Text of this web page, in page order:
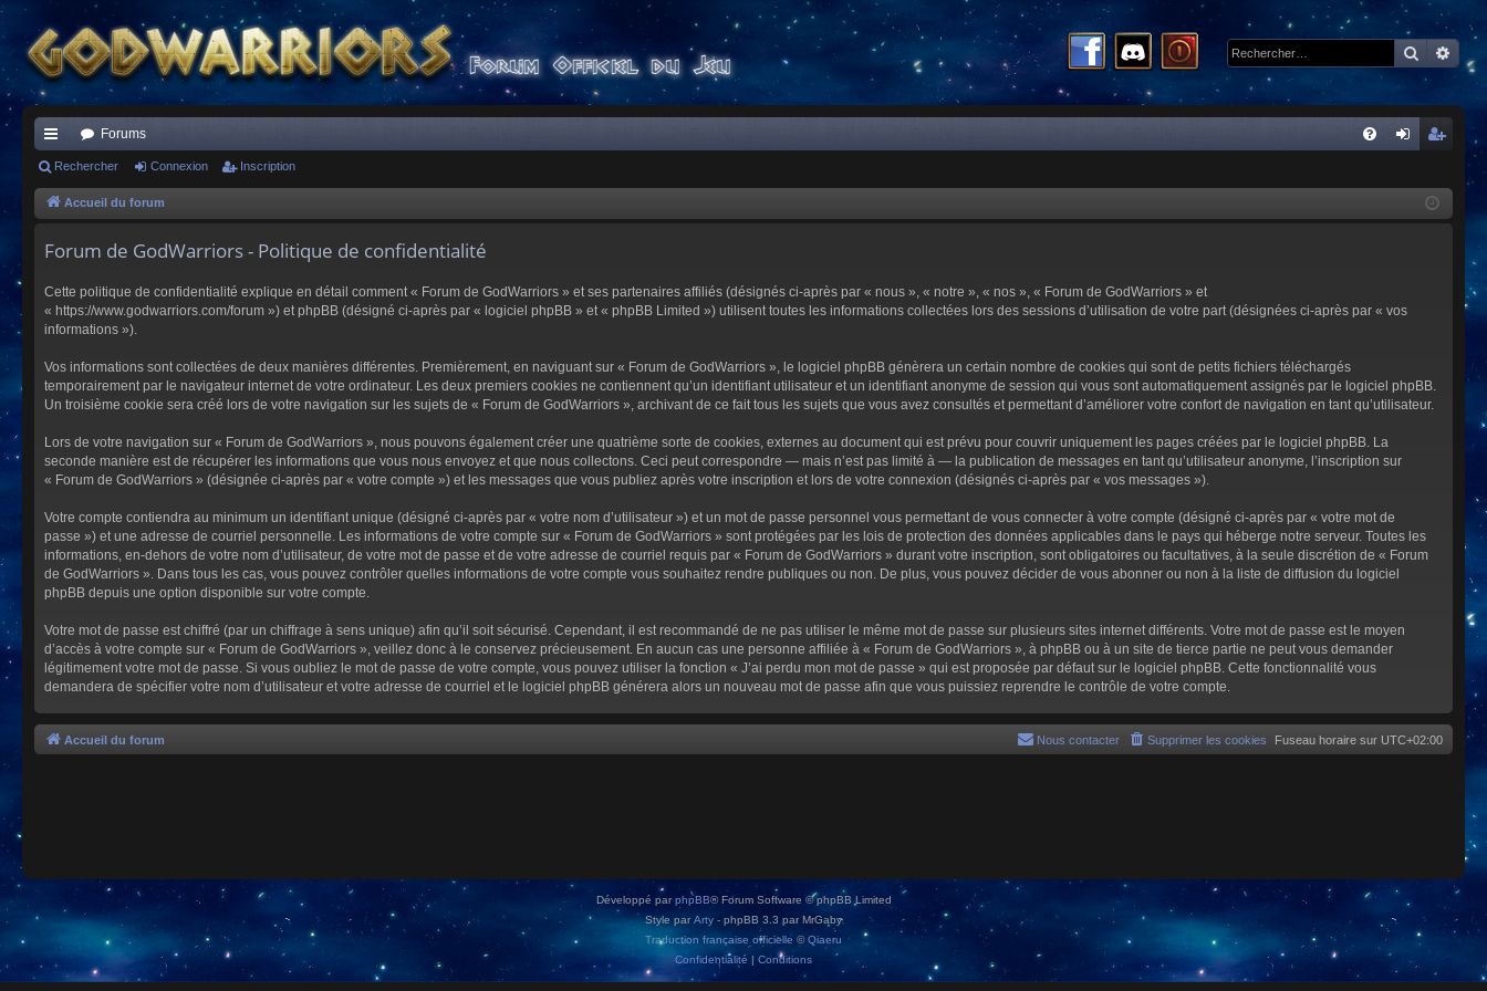
ac
co
s
Forums
cri
Rechercher Connexion Inscription
Accueil du forum
Forum de GodWarriors - Politique de confidentialité
Cette politique de confidentialité explique en détail comment « Forum de GodWarriors » et ses partenaires affiliés (désignés ci-après par « nous », « notre », « nos », « Forum de GodWarriors » et
« https://www.godwarriors.com/forum ») et phpBB (désigné ci-après par « logiciel phpBB » et « phpBB Limited ») utilisent toutes les informations collectées lors des sessions d’utilisation de votre part (désignées ci-après par « vos
informations »).
Vos informations sont collectées de deux manières différentes. Premièrement, en naviguant sur « Forum de GodWarriors », le logiciel phpBB génèrera un certain nombre de cookies qui sont de petits fichiers téléchargés
temporairement par le navigateur internet de votre ordinateur. Les deux premiers cookies ne contiennent qu’un identifiant utilisateur et un identifiant anonyme de session qui vous sont automatiquement assignés par le logiciel phpBB.
Un troisième cookie sera créé lors de votre navigation sur les sujets de « Forum de GodWarriors », archivant de ce fait tous les sujets que vous avez consultés et permettant d’améliorer votre confort de navigation en tant qu’utilisateur.
Lors de votre navigation sur « Forum de GodWarriors », nous pouvons également créer une quatrième sorte de cookies, externes au document qui est prévu pour couvrir uniquement les pages créées par le logiciel phpBB. La
seconde manière est de récupérer les informations que vous nous envoyez et que nous collectons. Ceci peut correspondre — mais n’est pas limité à — la publication de messages en tant qu’utilisateur anonyme, l’inscription sur
« Forum de GodWarriors » (désignée ci-après par « votre compte ») et les messages que vous publiez après votre inscription et lors de votre connexion (désignés ci-après par « vos messages »).
Votre compte contiendra au minimum un identifiant unique (désigné ci-après par « votre nom d’utilisateur ») et un mot de passe personnel vous permettant de vous connecter à votre compte (désigné ci-après par « votre mot de
passe ») et une adresse de courriel personnelle. Les informations de votre compte sur « Forum de GodWarriors » sont protégées par les lois de protection des données applicables dans le pays qui héberge notre serveur. Toutes les
informations, en-dehors de votre nom d’utilisateur, de votre mot de passe et de votre adresse de courriel requis par « Forum de GodWarriors » durant votre inscription, sont obligatoires ou facultatives, à la seule discrétion de « Forum
de GodWarriors ». Dans tous les cas, vous pouvez contrôler quelles informations de votre compte vous souhaitez rendre publiques ou non. De plus, vous pouvez décider de vous abonner ou non à la liste de diffusion du logiciel
phpBB depuis une option disponible sur votre compte.
Votre mot de passe est chiffré (par un chiffrage à sens unique) afin qu’il soit sécurisé. Cependant, il est recommandé de ne pas utiliser le même mot de passe sur plusieurs sites internet différents. Votre mot de passe est le moyen
d’accès à votre compte sur « Forum de GodWarriors », veillez donc à le conservez précieusement. En aucun cas une personne affiliée à « Forum de GodWarriors », à phpBB ou à un site de tierce partie ne peut vous demander
légitimement votre mot de passe. Si vous oubliez le mot de passe de votre compte, vous pouvez utiliser la fonction « J’ai perdu mon mot de passe » qui est proposée par défaut sur le logiciel phpBB. Cette fonctionnalité vous
demandera de spécifier votre nom d’utilisateur et votre adresse de courriel et le logiciel phpBB générera alors un nouveau mot de passe afin que vous puissiez reprendre le contrôle de votre compte.
Accueil du forum Fuseau horaire sur UTC+02:00
Supprimer les cookies
Nous contacter
Développé parphpBB® Forum Software © phpBB Limited
Style par Arty - phpBB 3.3 par MrGaby
Traduction française officielle ©Qiaeru
Confidentialité | Conditions